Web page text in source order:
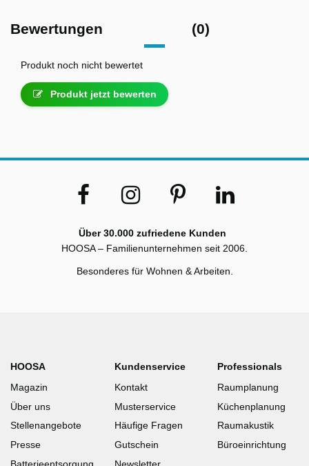
Bewertungen (0)
Produkt noch nicht bewertet
Produkt jetzt bewerten
Über 30.000 zufriedene Kunden
HOOSA – Familienunternehmen seit 2006.
Besonderes für Wohnen & Arbeiten.
HOOSA
Magazin
Über uns
Stellenangebote
Presse
Batterieentsorgung
Kundenservice
Kontakt
Musterservice
Häufige Fragen
Gutschein
Newsletter
Professionals
Raumplanung
Küchenplanung
Raumakustik
Büroeinrichtung